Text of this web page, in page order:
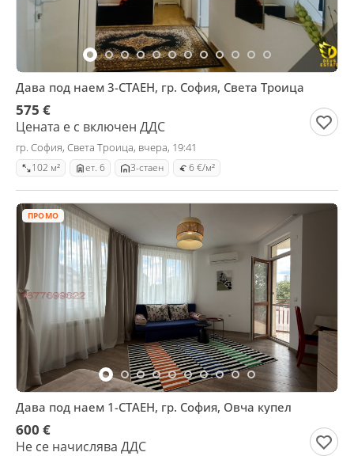
Дава под наем 3-СТАЕН, гр. София, Света Троица
575 €
Цената е с включен ДДС
гр. София, Света Троица, вчера, 19:41
102 м² ет. 6 3-стаен 6 €/м²
ПРОМО
Дава под наем 1-СТАЕН, гр. София, Овча купел
600 €
Не се начислява ДДС